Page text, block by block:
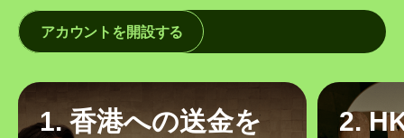
アカウントを開設する
1. 香港への送金を
2.